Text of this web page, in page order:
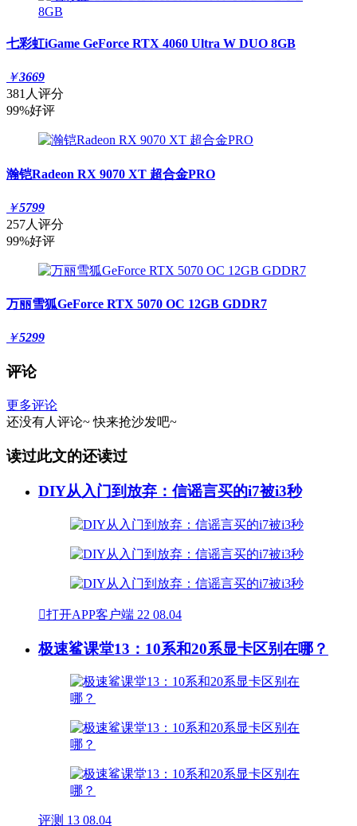
七彩虹iGame GeForce RTX 4060 Ultra W DUO 8GB
￥3669
381人评分
99%好评
瀚铠Radeon RX 9070 XT 超合金PRO
￥5799
257人评分
99%好评
万丽雪狐GeForce RTX 5070 OC 12GB GDDR7
￥5299
评论
更多评论
还没有人评论~ 快来抢沙发吧~
读过此文的还读过
DIY从入门到放弃：信谣言买的i7被i3秒
打开APP客户端 22 08.04
极速鲨课堂13：10系和20系显卡区别在哪？
评测 13 08.04